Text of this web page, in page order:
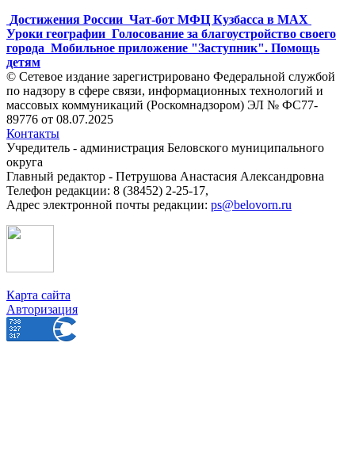
Достижения России Чат-бот МФЦ Кузбасса в MAX
Уроки географии Голосование за благоустройство своего
города Мобильное приложение "Заступник". Помощь
детям
© Сетевое издание зарегистрировано Федеральной службой
по надзору в сфере связи, информационных технологий и
массовых коммуникаций (Роскомнадзором) ЭЛ № ФС77-
89776 от 08.07.2025
Контакты
Учредитель - администрация Беловского муниципального
округа
Главный редактор - Петрушова Анастасия Александровна
Телефон редакции: 8 (38452) 2-25-17,
Адрес электронной почты редакции: ps@belovorn.ru
Карта сайта
Авторизация